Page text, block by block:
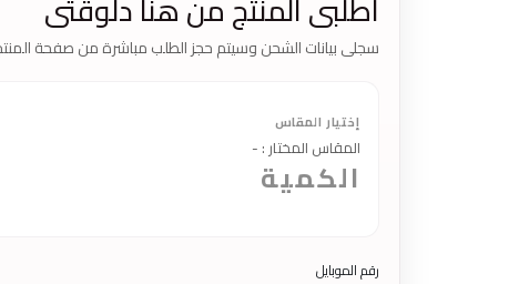
سجلى بيانات الشحن وسيتم حجز الطلب مباشرة من صفحة
إختيار المقاس
المقاس المختار :
-
الكمية
رقم الموبايل